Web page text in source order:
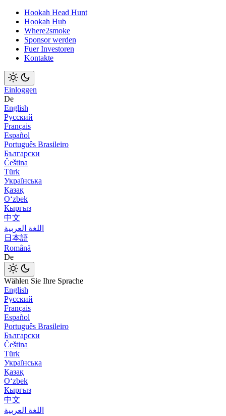
Hookah Head Hunt
Hookah Hub
Where2smoke
Sponsor werden
Fuer Investoren
Kontakte
Einloggen
De
English
Русский
Français
Español
Português Brasileiro
Български
Čeština
Türk
Українська
Қазақ
Оʻzbek
Кыргыз
中文
اللغة العربية
日本語
Română
De
Wählen Sie Ihre Sprache
English
Русский
Français
Español
Português Brasileiro
Български
Čeština
Türk
Українська
Қазақ
Оʻzbek
Кыргыз
中文
اللغة العربية